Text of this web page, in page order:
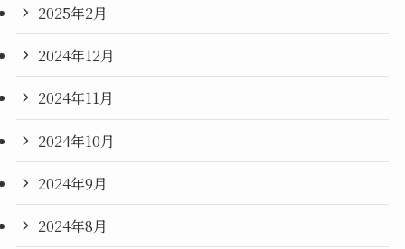
2025年2月
2024年12月
2024年11月
2024年10月
2024年9月
2024年8月